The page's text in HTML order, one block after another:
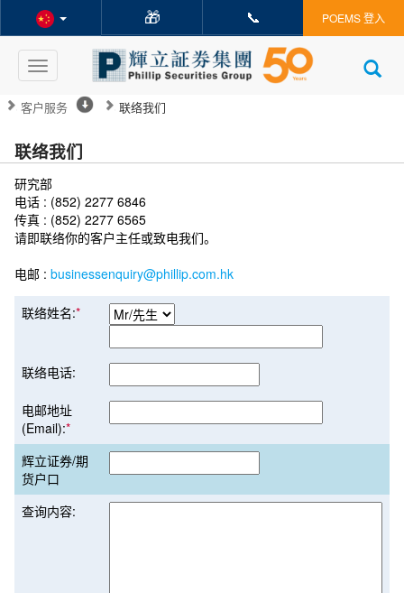
🎁 📞 POEMS 登入
Toggle
navigation
客户服务 联络我们
联络我们
研究部
电话 : (852) 2277 6846
传真 : (852) 2277 6565
请即联络你的客户主任或致电我们。
电邮 : businessenquiry@phillip.com.hk
联络姓名:*
联络电话:
电邮地址
(Email):*
辉立证券/期
货户口
查询内容: